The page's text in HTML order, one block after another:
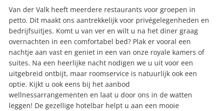
Van der Valk heeft meerdere restaurants voor groepen in
petto. Dit maakt ons aantrekkelijk voor privégelegenheden en
bedrijfsuitjes. Komt u van ver en wilt u na het diner graag
overnachten in een comfortabel bed? Plak er vooral een
nachtje aan vast en geniet in een van onze royale kamers of
suites. Na een heerlijke nacht nodigen we u uit voor een
uitgebreid ontbijt, maar roomservice is natuurlijk ook een
optie. Kijkt u ook eens bij het aanbod
wellnessarrangementen en laat u door ons in de watten
leggen! De gezellige hotelbar helpt u aan een mooie